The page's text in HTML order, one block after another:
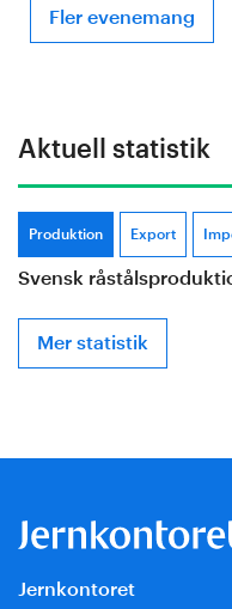
Fler evenemang
Aktuell statistik
Produktion Export
Svensk
Mer statistik
Jernkontoret